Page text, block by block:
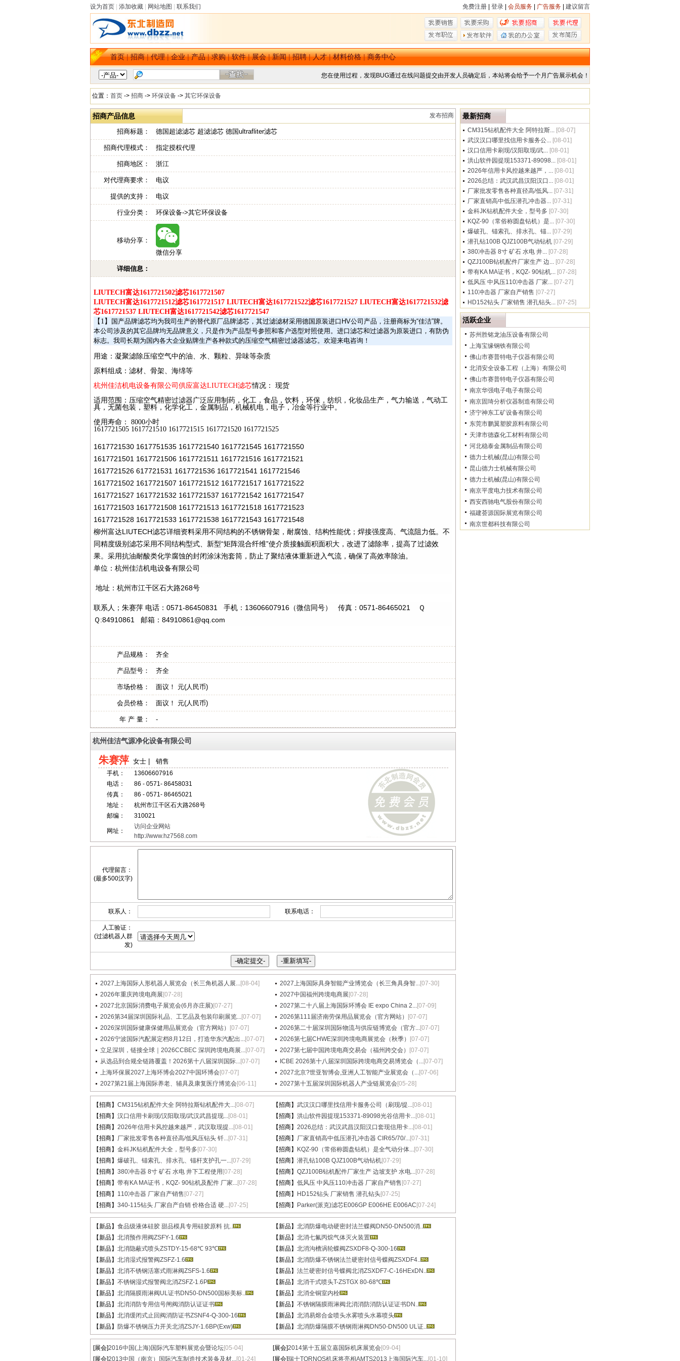
设为首页 添加收藏 网站地图 联系我们 免费注册 登录 会员服务 广告服务 建议留言
首页|招商|代理|企业|产品|求购|软件|展会|新闻|招聘|人才|材料价格|商务中心
您在使用过程，发现BUG通过在线问题提交由开发人员确定后，本站将会给予一个月广告展示机会！
位置： 首页 -> 招商 -> 环保设备 -> 其它环保设备
招商产品信息 发布招商
招商标题： 德国超滤滤芯 超滤滤芯 德国ultrafliter滤芯
招商代理模式： 指定授权代理
招商地区： 浙江
对代理商要求： 电议
提供的支持： 电议
行业分类： 环保设备->其它环保设备
移动分享：
微信分享
详细信息：
LIUTECH富达1617721502滤芯1617721507
LIUTECH富达1617721512滤芯1617721517 LIUTECH富达1617721522滤芯1617721527 LIUTECH富达1617721532滤
芯1617721537 LIUTECH富达1617721542滤芯1617721547
【 1 】 国产品牌滤芯均为我司生产的替代原厂品牌滤芯，其过滤滤材采用德国原装进口 HV公司产品，注册商标为“佳洁”牌。
本公司涉及的其它品牌均无品牌意义，只是作为产品型号参照和客户选型对照使用。进口滤芯和过滤器为原装进口，有防伪
标志。我司长期为国内各大企业贴牌生产各种款式的压缩空气精密过滤器滤芯。欢迎来电咨询！
用途：凝聚滤除压缩空气中的油、水、颗粒、异味等杂质
原料组成：滤材、骨架、海绵等
杭州佳洁机电设备有限公司供应富达LIUTECH滤芯情况： 现货
适用范围：压缩空气精密过滤器广泛应用制药，化工，食品，饮料，环保，纺织，化妆品生产，气力输送，气动工
具，无菌包装，塑料，化学化工，金属制品，机械机电，电子，冶金等行业中。
使用寿命：
8000小时
1617721505 1617721510 1617721515 1617721520 1617721525
1617721530 1617751535 1617721540 1617721545 1617721550
1617721501 1617721506 1617721511 1617721516 1617721521
1617721526 617721531 1617721536 1617721541 1617721546
1617721502 1617721507 1617721512 1617721517 1617721522
1617721527 1617721532 1617721537 1617721542 1617721547
1617721503 1617721508 1617721513 1617721518 1617721523
1617721528 1617721533 1617721538 1617721543 1617721548
柳州富达LIUTECH滤芯详细资料采用不同结构的不锈钢骨架，耐腐蚀、结构性能优；焊接强度高、气流阻力低。不
同精度级别滤芯采用不同结构型式、新型“矩阵混合纤维”使介质接触面积面积大，改进了滤除率，提高了过滤效
果。采用抗油耐酸类化学腐蚀的封闭涂沫泡套筒，防止了聚结液体重新进入气流，确保了高效率除油。
单位：杭州佳洁机电设备有限公司
地址：杭州市江干区石大路268号
联系人；朱赛萍 电话： 0571-86450831 手机： 13606607916 （微信同号） 传真： 0571-86465021
Ｑ
Ｑ:84910861 邮箱： 84910861@qq.com
产品规格： 齐全
产品型号： 齐全
市场价格： 面议！ 元(人民币)
会员价格： 面议！ 元(人民币)
年 产 量： -
杭州佳洁气源净化设备有限公司
朱赛萍女士 | 销售
手机：
13606607916
电话：
86 - 0571- 86458031
传真：
86 - 0571- 86465021
地址：
杭州市江干区石大路268号
邮编：
310021
网址：
访问企业网站
http://www.hz7568.com
代理留言：
(最多500汉字)
联系人： 联系电话：
人工验证：
(过滤机器人群
发)
2027上海国际人形机器人展览会（长三角机器人展...[08-04] 2027上海国际具身智能产业博览会（长三角具身智...[07-30]
2026年重庆跨境电商展 [07-28] 2027中国福州跨境电商展 [07-28]
2027北京国际消费电子展览会(6月亦庄展)[07-27] 2027第二十八届上海国际环博会 IE expo China 2...[07-09]
2026第34届深圳国际礼品、工艺品及包装印刷展览...[07-07] 2026第111届济南劳保用品展览会（官方网站）
[07-07]
2026深圳国际健康保健用品展览会（官方网站）
[07-07] 2026第二十届深圳国际物流与供应链博览会（官方...[07-07]
2026宁波国际汽配展定档8月12日，打造华东汽配出...[07-07] 2026第七届CHWE深圳跨境电商展览会（秋季）
[07-07]
立足深圳，链接全球｜2026CCBEC 深圳跨境电商展...[07-07] 2027第七届中国跨境电商交易会（福州跨交会）
[07-07]
从选品到合规全链路覆盖！2026第十八届深圳国际...[07-07] ICBE 2026第十八届深圳国际跨境电商交易博览会（...[07-07]
上海环保展2027上海环博会2027中国环博会[07-07] 2027北京?世亚智博会,亚洲人工智能产业展览会（...[07-06]
2027第21届上海国际养老、辅具及康复医疗博览会[06-11] 2027第十五届深圳国际机器人产业链展览会[05-28]
【招商】 CM315钻机配件大全 阿特拉斯钻机配件大...[08-07] 【招商】 武汉汉口哪里找信用卡服务公司（刷现/提...[08-01]
【招商】 汉口信用卡刷现/汉阳取现/武汉武昌提现...[08-01] 【招商】 洪山软件园提现153371-89098光谷信用卡...[08-01]
【招商】 2026年信用卡风控越来越严，武汉取现提...[08-01] 【招商】 2026总结：武汉武昌汉阳汉口套现信用卡...[08-01]
【招商】 厂家批发零售各种直径高/低风压钻头 钎...[07-31] 【招商】 厂家直销高中低压潜孔冲击器 CIR65/70/...[07-31]
【招商】 金科JK钻机配件大全，型号多 [07-30] 【招商】 KQZ-90（常俗称圆盘钻机）是全气动分体...[07-30]
【招商】 爆破孔、锚索孔、排水孔、锚杆支护孔一...[07-29] 【招商】 潜孔钻100B QJZ100B气动钻机[07-29]
【招商】 380冲击器 8寸 矿石 水电 井下工程使用 [07-28] 【招商】 QZJ100B钻机配件厂家生产 边坡支护 水电...[07-28]
【招商】 带有KA MA证书，KQZ- 90钻机及配件 厂家...[07-28] 【招商】 低风压 中风压110冲击器 厂家自产销售 [07-27]
【招商】 110冲击器 厂家自产销售 [07-27] 【招商】 HD152钻头 厂家销售 潜孔钻头[07-25]
【招商】 340-115钻头 厂家自产自销 价格合适 硬...[07-25] 【招商】 Parker(派克)滤芯E006GP E006HE E006AC [07-24]
【新品】 食品级液体硅胶 甜品模具专用硅胶原料 抗.. 【新品】 北消防爆电动硬密封法兰蝶阀DN50-DN500消..
【新品】 北消预作用阀ZSFY-1.6 【新品】 北消七氟丙烷气体灭火装置
【新品】 北消隐蔽式喷头ZSTDY-15-68℃ 93℃ 【新品】 北消沟槽涡轮蝶阀ZSXDF8-Q-300-16
【新品】 北消湿式报警阀ZSFZ-1.6 【新品】 北消防爆不锈钢法兰硬密封信号蝶阀ZSXDF4..
【新品】 北消不锈钢活塞式雨淋阀ZSFS-1.6 【新品】 法兰硬密封信号蝶阀北消ZSXDF7-C-16HExDN..
【新品】 不锈钢湿式报警阀北消ZSFZ-1.6P 【新品】 北消干式喷头T-ZSTGX 80-68℃
【新品】 北消隔膜雨淋阀UL证书DN50-DN500国标美标.. 【新品】 北消全铜室内栓
【新品】 北消消防专用信号闸阀消防认证证书 【新品】 不锈钢隔膜雨淋阀北消消防消防认证证书DN..
【新品】 北消缓闭式止回阀消防证书ZSNF4-Q-300-16 【新品】 北消易熔合金喷头水雾喷头水幕喷头
【新品】
防爆不锈钢压力开关北消ZSJY-1.6BP(Exw) 【新品】 北消防爆隔膜不锈钢雨淋阀DN50-DN500 UL证..
[展会]2016中国(上海)国际汽车塑料展览会暨论坛[05-04] [展会]2014第十五届立嘉国际机床展览会[09-04]
[展会]2013中国（南京）国际汽车制造技术装备及材...[01-24] [展会]瑞士TORNOS机床将亮相AMTS2013上海国际汽车...[01-10]
最新招商
CM315钻机配件大全 阿特拉斯... [08-07]
武汉汉口哪里找信用卡服务公... [08-01]
汉口信用卡刷现/汉阳取现/武... [08-01]
洪山软件园提现153371-89098... [08-01]
2026年信用卡风控越来越严，... [08-01]
2026总结：武汉武昌汉阳汉口... [08-01]
厂家批发零售各种直径高/低风... [07-31]
厂家直销高中低压潜孔冲击器... [07-31]
金科JK钻机配件大全，型号多 [07-30]
KQZ-90（常俗称圆盘钻机）是... [07-30]
爆破孔、锚索孔、排水孔、锚... [07-29]
潜孔钻100B QJZ100B气动钻机 [07-29]
380冲击器 8寸 矿石 水电 井... [07-28]
QZJ100B钻机配件厂家生产 边... [07-28]
带有KA MA证书，KQZ- 90钻机... [07-28]
低风压 中风压110冲击器 厂家... [07-27]
110冲击器 厂家自产销售 [07-27]
HD152钻头 厂家销售 潜孔钻头... [07-25]
活跃企业
苏州胜铭龙油压设备有限公司
上海宝缘钢铁有限公司
佛山市赛普特电子仪器有限公司
北消安全设备工程（上海）有限公司
佛山市赛普特电子仪器有限公司
南京华强电子电子有限公司
南京固琦分析仪器制造有限公司
济宁神东工矿设备有限公司
东莞市鹏翼塑胶原料有限公司
天津市德森化工材料有限公司
河北稳泰金属制品有限公司
德力士机械(昆山)有限公司
昆山德力士机械有限公司
德力士机械(昆山)有限公司
南京平度电力技术有限公司
西安西驰电气股份有限公司
福建荟源国际展览有限公司
南京世都科技有限公司